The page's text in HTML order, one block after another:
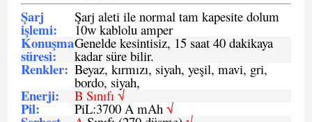
Şarj
işlemi:
Şarj aleti ile normal tam kapesite dolum
10w kablolu amper
Konuşma
süresi:
Genelde kesintisiz, 15 saat 40 dakikaya
kadar süre bilir.
Renkler: Beyaz, kırmızı, siyah, yeşil, mavi, gri,
bordo, siyah,
Enerji: B Sınıfı √
Pil: PiL:3700 A mAh √